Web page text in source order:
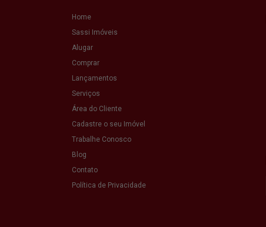
Home
Sassi Imóveis
Alugar
Comprar
Lançamentos
Serviços
Área do Cliente
Cadastre o seu Imóvel
Trabalhe Conosco
Blog
Contato
Política de Privacidade